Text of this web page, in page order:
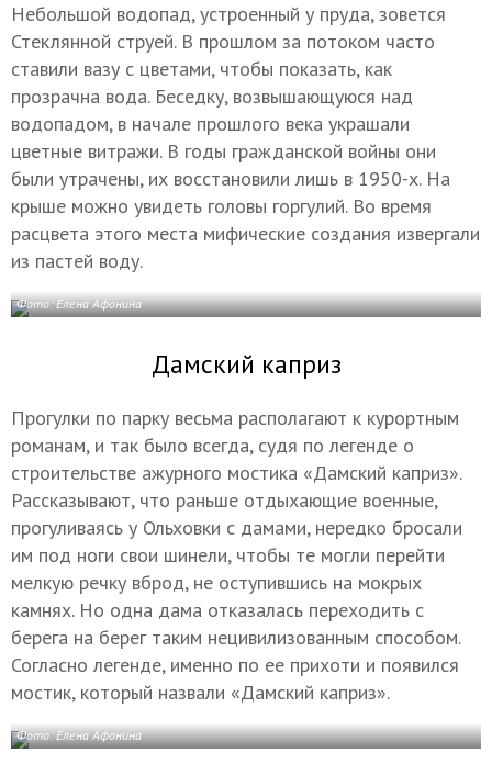
Небольшой водопад, устроенный у пруда, зовется
Стеклянной струей. В прошлом за потоком часто
ставили вазу с цветами, чтобы показать, как
прозрачна вода. Беседку, возвышающуюся над
водопадом, в начале прошлого века украшали
цветные витражи. В годы гражданской войны они
были утрачены, их восстановили лишь в 1950-х. На
крыше можно увидеть головы горгулий. Во время
расцвета этого места мифические создания извергали
из пастей воду.
Фото: Елена Афонина
Дамский каприз
Прогулки по парку весьма располагают к курортным
романам, и так было всегда, судя по легенде о
строительстве ажурного мостика «Дамский каприз».
Рассказывают, что раньше отдыхающие военные,
прогуливаясь у Ольховки с дамами, нередко бросали
им под ноги свои шинели, чтобы те могли перейти
мелкую речку вброд, не оступившись на мокрых
камнях. Но одна дама отказалась переходить с
берега на берег таким нецивилизованным способом.
Согласно легенде, именно по ее прихоти и появился
мостик, который назвали «Дамский каприз».
Фото: Елена Афонина